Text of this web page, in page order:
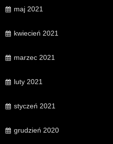
maj 2021
kwiecień 2021
marzec 2021
luty 2021
styczeń 2021
grudzień 2020